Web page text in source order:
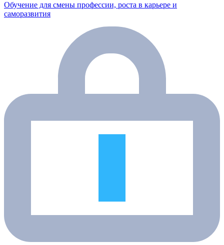
Обучение для смены профессии, роста в карьере и
саморазвития